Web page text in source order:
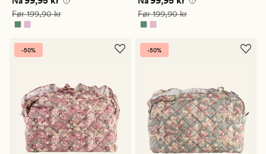
Vanlig pris 199,90 kr
Før199,90 kr Vanlig pris 199,90 kr
Før199,90 kr
-50% -50%